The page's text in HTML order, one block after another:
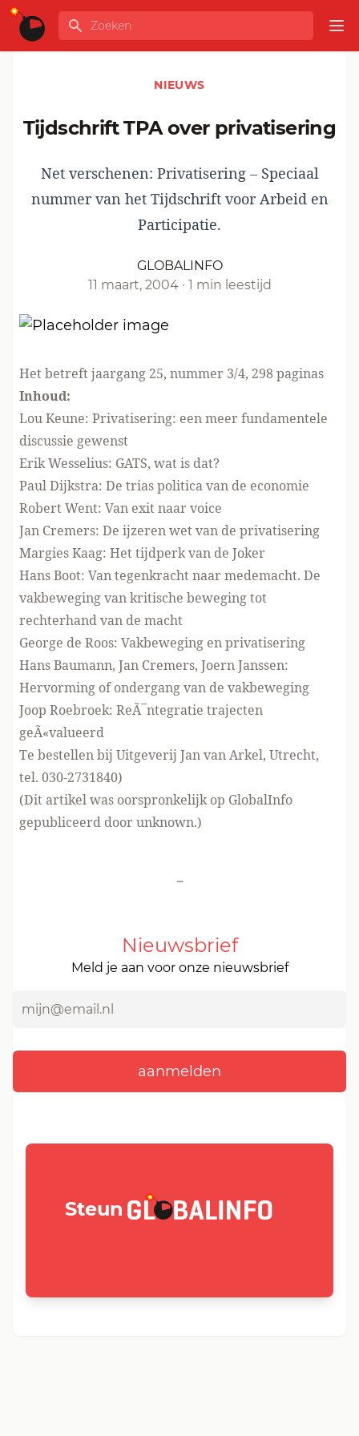
Ga naar de inhoud
GLOBALINFO
Zoeken
NIEUWS
Tijdschrift TPA over privatisering
Net verschenen: Privatisering – Speciaal
nummer van het Tijdschrift voor Arbeid en
Participatie.
GLOBALINFO
11 maart, 2004 · 1 min leestijd
Het betreft jaargang 25, nummer 3/4, 298 paginas
Inhoud:
Lou Keune: Privatisering: een meer fundamentele
discussie gewenst
Erik Wesselius: GATS, wat is dat?
Paul Dijkstra: De trias politica van de economie
Robert Went: Van exit naar voice
Jan Cremers: De ijzeren wet van de privatisering
Margies Kaag: Het tijdperk van de Joker
Hans Boot: Van tegenkracht naar medemacht. De
vakbeweging van kritische beweging tot
rechterhand van de macht
George de Roos: Vakbeweging en privatisering
Hans Baumann, Jan Cremers, Joern Janssen:
Hervorming of ondergang van de vakbeweging
Joop Roebroek: ReÃ¯ntegratie trajecten
geÃ«valueerd
Te bestellen bij Uitgeverij Jan van Arkel, Utrecht,
tel. 030-2731840)
(Dit artikel was oorspronkelijk op GlobalInfo
gepubliceerd door unknown.)
-
Nieuwsbrief
Meld je aan voor onze nieuwsbrief
Steun GLOBALINFO.nl